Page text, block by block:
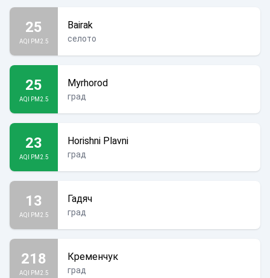
25
AQI PM2.5
Bairak
селото
25
AQI PM2.5
Myrhorod
град
23
AQI PM2.5
Horishni Plavni
град
13
AQI PM2.5
Гадяч
град
218
AQI PM2.5
Кременчук
град